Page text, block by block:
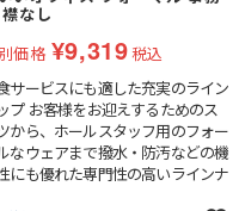
なし
価格 ¥9,319税込
サービスにも適した充実のライン
プ お客様をお迎えするためのス
から、ホールスタッフ用のフォー
なウェアまで撥水・防汚などの機
にも優れた専門性の高いラインナ